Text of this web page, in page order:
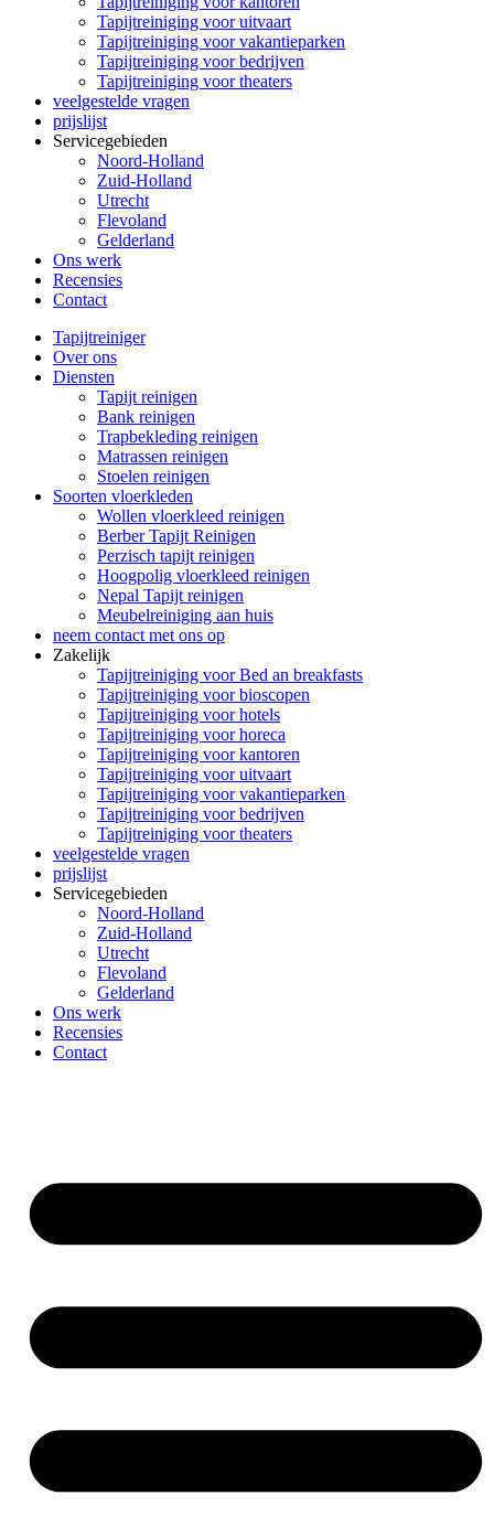
Tapijtreiniging voor uitvaart
Tapijtreiniging voor vakantieparken
Tapijtreiniging voor bedrijven
Tapijtreiniging voor theaters
veelgestelde vragen
prijslijst
Servicegebieden
Noord-Holland
Zuid-Holland
Utrecht
Flevoland
Gelderland
Ons werk
Recensies
Contact
Tapijtreiniger
Over ons
Diensten
Tapijt reinigen
Bank reinigen
Trapbekleding reinigen
Matrassen reinigen
Stoelen reinigen
Soorten vloerkleden
Wollen vloerkleed reinigen
Berber Tapijt Reinigen
Perzisch tapijt reinigen
Hoogpolig vloerkleed reinigen
Nepal Tapijt reinigen
Meubelreiniging aan huis
neem contact met ons op
Zakelijk
Tapijtreiniging voor Bed an breakfasts
Tapijtreiniging voor bioscopen
Tapijtreiniging voor hotels
Tapijtreiniging voor horeca
Tapijtreiniging voor kantoren
Tapijtreiniging voor uitvaart
Tapijtreiniging voor vakantieparken
Tapijtreiniging voor bedrijven
Tapijtreiniging voor theaters
veelgestelde vragen
prijslijst
Servicegebieden
Noord-Holland
Zuid-Holland
Utrecht
Flevoland
Gelderland
Ons werk
Recensies
Contact